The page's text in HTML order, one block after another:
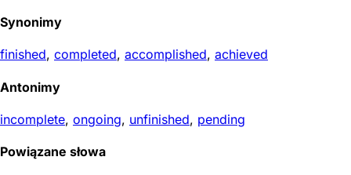
Synonimy
finished, completed, accomplished, achieved
Antonimy
incomplete, ongoing, unfinished, pending
Powiązane słowa